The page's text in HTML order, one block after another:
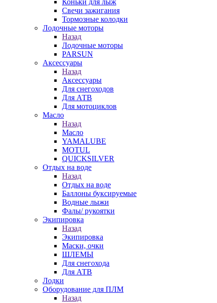
Коньки для лыж
Свечи зажигания
Тормозные колодки
Лодочные моторы
Назад
Лодочные моторы
PARSUN
Аксессуары
Назад
Аксессуары
Для снегоходов
Для АТВ
Для мотоциклов
Масло
Назад
Масло
YAMALUBE
MOTUL
QUICKSILVER
Отдых на воде
Назад
Отдых на воде
Баллоны буксируемые
Водные лыжи
Фалы/ рукоятки
Экипировка
Назад
Экипировка
Маски, очки
ШЛЕМЫ
Для снегохода
Для АТВ
Лодки
Оборудование для ПЛМ
Назад